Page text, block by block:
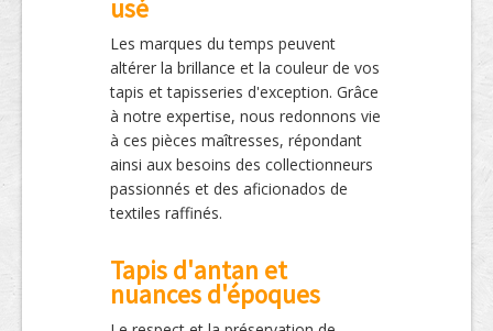
usé
Les marques du temps peuvent
altérer la brillance et la couleur de vos
tapis et tapisseries d'exception. Grâce
à notre expertise, nous redonnons vie
à ces pièces maîtresses, répondant
ainsi aux besoins des collectionneurs
passionnés et des aficionados de
textiles raffinés.
Tapis d'antan et
nuances d'époques